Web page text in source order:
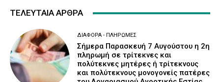
ΤΕΛΕΥΤΑΙΑ ΑΡΘΡΑ
ΔΙΆΦΟΡΑ - ΠΛΗΡΩΜΈΣ
Σήμερα Παρασκευή 7 Αυγούστου η 2η
πληρωμή σε τρίτεκνες και
πολύτεκνες μητέρες ή τρίτεκνους
και πολύτεκνους μονογονείς πατέρες